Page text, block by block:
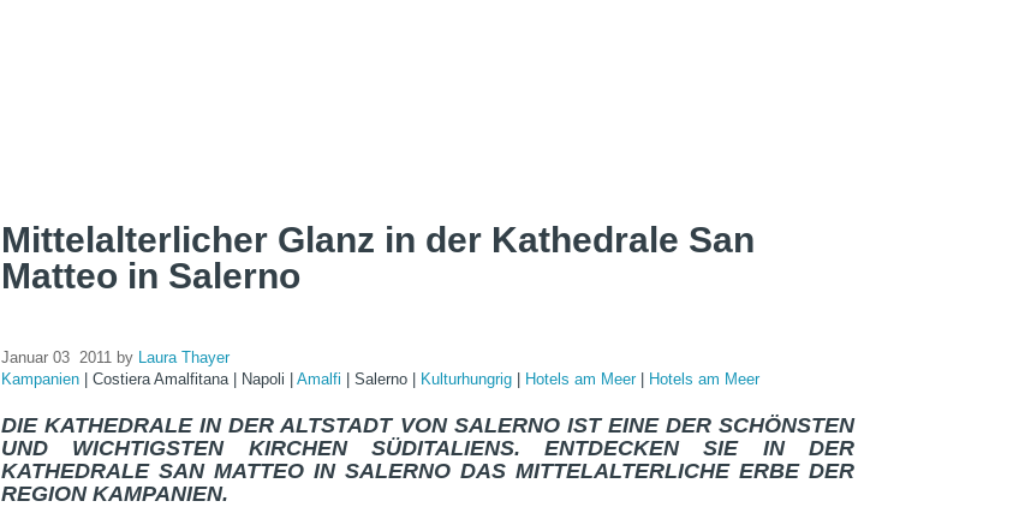
Mittelalterlicher Glanz in der Kathedrale San
Matteo in Salerno
Januar 03 2011 by Laura Thayer
Kampanien
Costiera Amalfitana Napoli Amalfi Salerno Kulturhungrig Hotels am Meer Hotels am Meer
DIE KATHEDRALE IN DER ALTSTADT VON SALERNO IST EINE DER SCHÖNSTEN
UND WICHTIGSTEN KIRCHEN SÜDITALIENS. ENTDECKEN SIE IN DER
KATHEDRALE SAN MATTEO IN SALERNO DAS MITTELALTERLICHE ERBE DER
REGION KAMPANIEN.